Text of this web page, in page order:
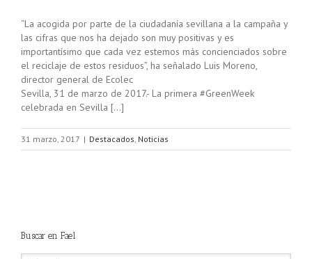
“La acogida por parte de la ciudadanía sevillana a la campaña y
las cifras que nos ha dejado son muy positivas y es
importantísimo que cada vez estemos más concienciados sobre
el reciclaje de estos residuos”, ha señalado Luis Moreno,
director general de Ecolec
Sevilla, 31 de marzo de 2017.- La primera #GreenWeek
celebrada en Sevilla […]
31 marzo, 2017 | Destacados Noticias
Buscar en Fael